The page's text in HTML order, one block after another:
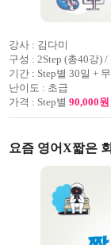
강사 : 김다미
구성 : 2Step (총40강)
기간 : Step별 30일 +
난이도 : 초급
가격 : Step별 90,000원
요즘 영어X짧은